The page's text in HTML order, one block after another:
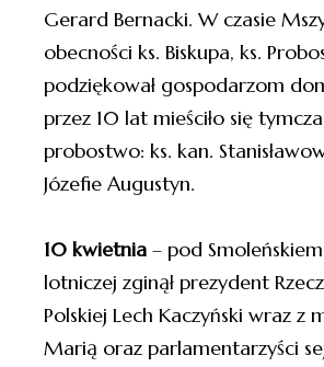
Gerard Bernacki. W czasie
obecności ks. Biskupa, ks.
podziękował gospodarzom
przez 10 lat mieściło się
probostwo: ks. kan.
Józefie Augustyn.
10 kwietnia – pod
lotniczej zginął prezydent
Polskiej Lech Kaczyński wraz z
Marią oraz parlamentarzyści